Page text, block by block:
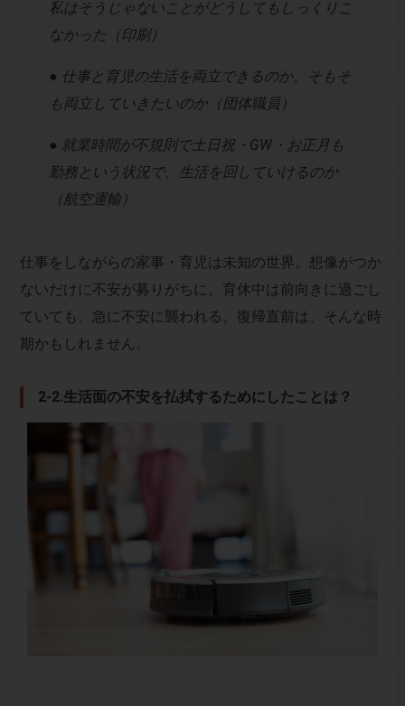
私はそうじゃないことがどうしてもしっくりこ
なかった（印刷）
● 仕事と育児の生活を両立できるのか。そもそ
も両立していきたいのか（団体職員）
● 就業時間が不規則で土日祝・GW・お正月も
勤務という状況で、生活を回していけるのか
（航空運輸）
仕事をしながらの家事・育児は未知の世界。想像がつか
ないだけに不安が募りがちに。育休中は前向きに過ごし
ていても、急に不安に襲われる。復帰直前は、そんな時
期かもしれません。
2-2.生活面の不安を払拭するためにしたことは？